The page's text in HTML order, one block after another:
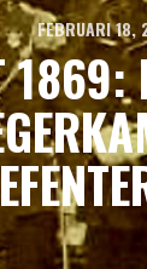
FEBRUARI 18,
1869: